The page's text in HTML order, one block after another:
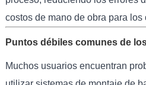
costos de mano de obra para los
Puntos débiles comunes de
Muchos usuarios encuentran